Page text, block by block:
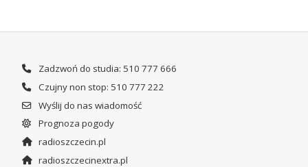
Zadzwoń do studia: 510 777 666
Czujny non stop: 510 777 222
Wyślij do nas wiadomość
Prognoza pogody
radioszczecin.pl
radioszczecinextra.pl